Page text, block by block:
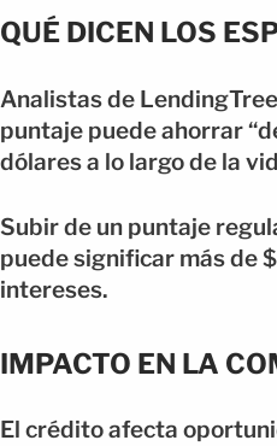
QUÉ DICEN LOS
Analistas de
puntaje puede ahorrar
dólares a lo largo de la
Subir de un puntaje
puede significar más de
intereses.
IMPACTO EN LA
El crédito afecta